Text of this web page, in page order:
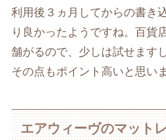
利用後３ヵ月してからの書き
り良かったようですね。百貨
舗がるので、少しは試せます
その点もポイント高いと思い
エアウィーヴのマット